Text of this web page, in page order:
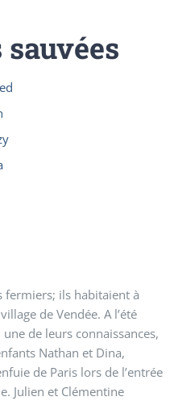
fermiers; ils habitaient à
de Vendée. A l’été
de leurs connaissances,
Nathan et Dina,
de Paris lors de l’entrée
Julien et Clémentine